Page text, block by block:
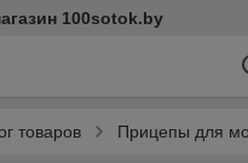
100sotok.by
товаров Прицепы для